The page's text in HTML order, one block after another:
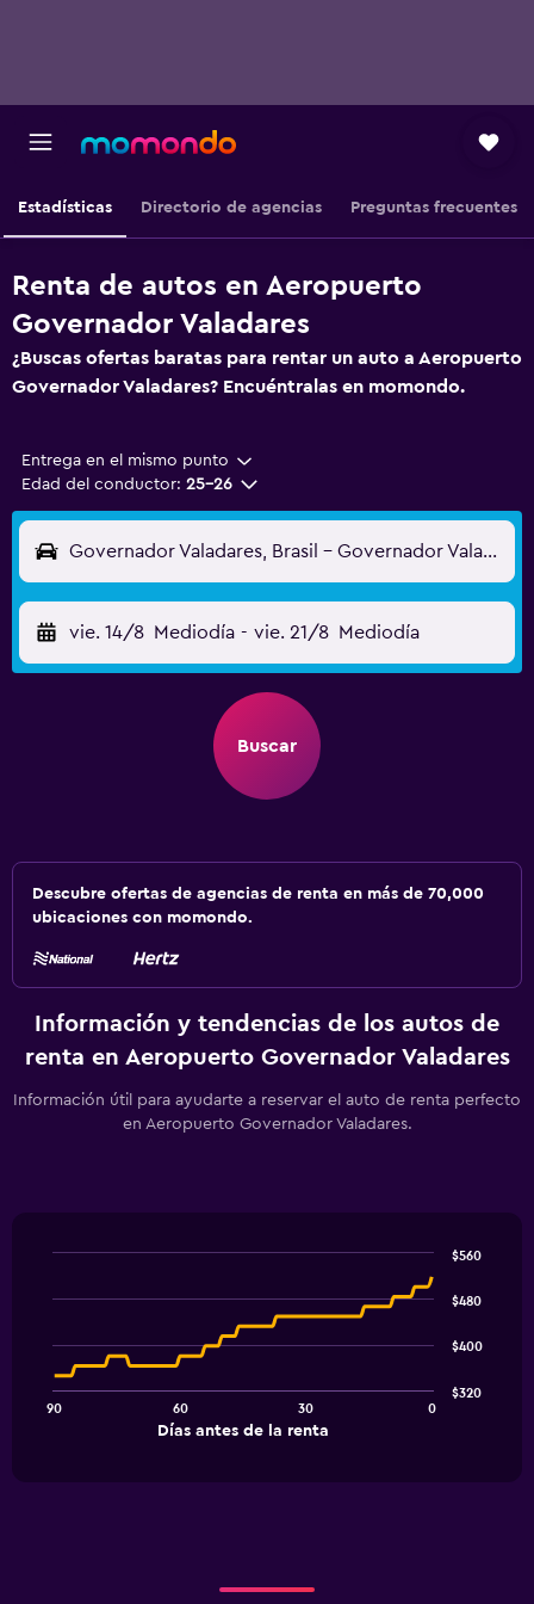
Estadísticas Directorio de agencias Preguntas frecuentes
Renta de autos en Aeropuerto
Governador Valadares
¿Buscas ofertas baratas para rentar un auto a Aeropuerto
Governador Valadares? Encuéntralas en momondo.
Entrega en el mismo punto
Edad del conductor: 25-26
Governador Valadares, Brasil - Governador Valadares (GVR)
vie. 14/8 Mediodía - vie. 21/8 Mediodía
Buscar
Descubre ofertas de agencias de renta en más de 70,000
ubicaciones con momondo.
Información y tendencias de los autos de
renta en Aeropuerto Governador Valadares
Información útil para ayudarte a reservar el auto de renta perfecto
en Aeropuerto Governador Valadares.
chart
points.
The
Días antes de la renta
90 60 30 0
$320
$400
$480
$560